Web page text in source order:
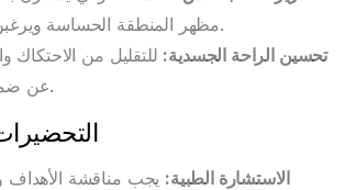
مظهر المنطقة الحساسة ويرغبن في تحسينه.
تحسين الراحة الجسدية: للتقليل من الاحتكاك
عن ضمور الشفرتين.
الاستشارة الطبية: يجب مناقشة الأهداف